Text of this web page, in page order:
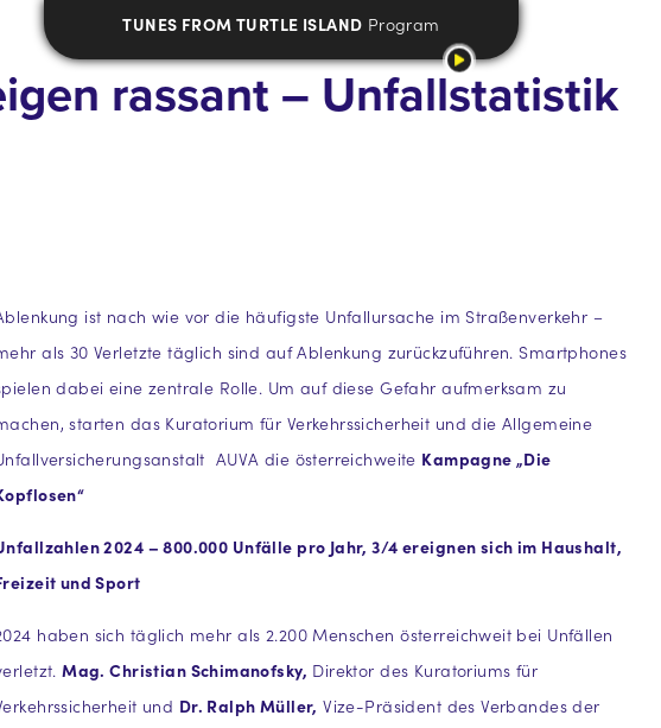
TUNES FROM TURTLE ISLAND Program
rassant – Unfallstatistik
ist nach wie vor die häufigste Unfallursache im Straßenverkehr –
als 30 Verletzte täglich sind auf Ablenkung zurückzuführen. Smartphones
dabei eine zentrale Rolle. Um auf diese Gefahr aufmerksam zu
starten das Kuratorium für Verkehrssicherheit und die Allgemeine
AUVA die österreichweite Kampagne „Die
2024 – 800.000 Unfälle pro Jahr, 3/4 ereignen sich im Haushalt,
und Sport
haben sich täglich mehr als 2.200 Menschen österreichweit bei Unfällen
Mag. Christian Schimanofsky, Direktor des Kuratoriums für
und Dr. Ralph Müller, Vize-Präsident des Verbandes der